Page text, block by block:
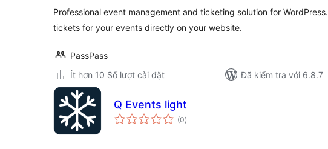
Professional event management and ticketing solution for
tickets for your events directly on your website.
PassPass
Ít hơn 10 Số lượt cài đặt
Đã kiểm tra với 6.8.7
Q Events light
(0tổng
đánh
)